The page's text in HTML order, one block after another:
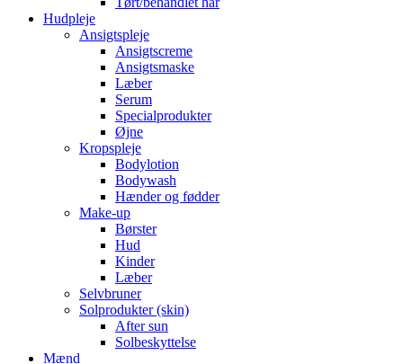
Hudpleje
Ansigtspleje
Ansigtscreme
Ansigtsmaske
Læber
Serum
Specialprodukter
Øjne
Kropspleje
Bodylotion
Bodywash
Hænder og fødder
Make-up
Børster
Hud
Kinder
Læber
Selvbruner
Solprodukter (skin)
After sun
Solbeskyttelse
Mænd